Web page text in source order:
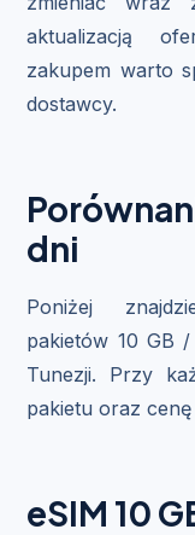
aktualizacją
zakupem warto
dostawcy.
dni
Poniżej
pakietów 10 GB
Tunezji. Przy
pakietu oraz cenę
eSIM 10